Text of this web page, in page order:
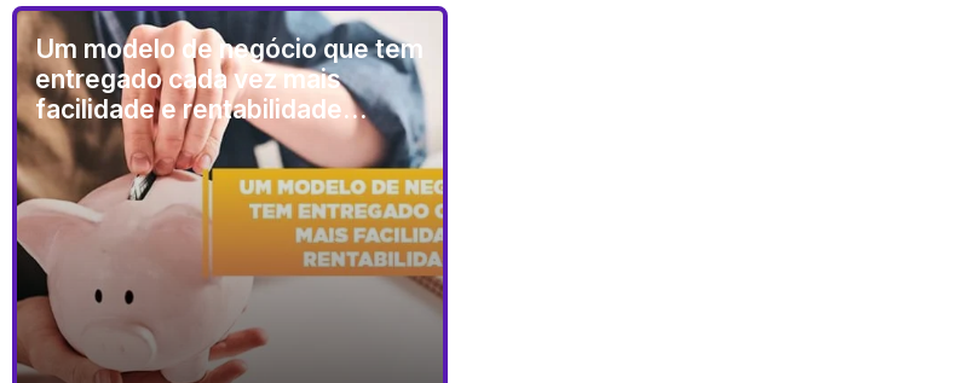
Um modelo de negócio que tem
entregado cada vez mais
facilidade e rentabilidade…